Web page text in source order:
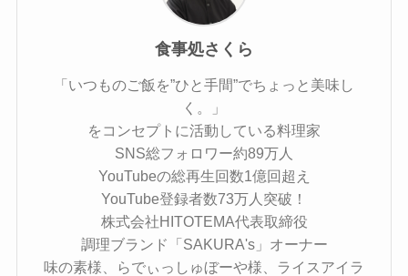
食事処さくら
「いつものご飯を”ひと手間”でちょっと美味し
く。」
をコンセプトに活動している料理家
SNS総フォロワー約89万人
YouTubeの総再生回数1億回超え
YouTube登録者数73万人突破！
株式会社HITOTEMA代表取締役
調理ブランド「SAKURA's」オーナー
味の素様、らでぃっしゅぼーや様、ライスアイラ